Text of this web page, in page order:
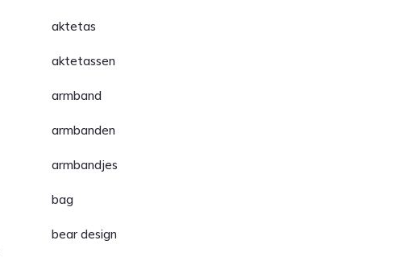
aktetas
aktetassen
armband
armbanden
armbandjes
bag
bear design